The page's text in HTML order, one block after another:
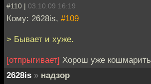
#110 | 03.10.09 16:19
Кому: 2628is, #109
> Бывает и хуже.
[отпрыгивает] Хорош уже кошмарить
2628is » надзор